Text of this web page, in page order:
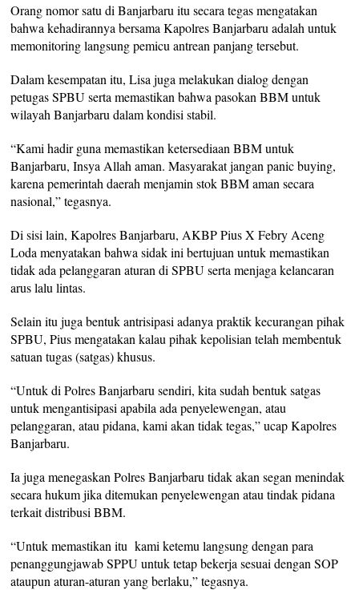
Orang nomor satu di Banjarbaru itu secara tegas mengatakan
bahwa kehadirannya bersama Kapolres Banjarbaru adalah untuk
memonitoring langsung pemicu antrean panjang tersebut.
Dalam kesempatan itu, Lisa juga melakukan dialog dengan
petugas SPBU serta memastikan bahwa pasokan BBM untuk
wilayah Banjarbaru dalam kondisi stabil.
“Kami hadir guna memastikan ketersediaan BBM untuk
Banjarbaru, Insya Allah aman. Masyarakat jangan panic buying,
karena pemerintah daerah menjamin stok BBM aman secara
nasional,” tegasnya.
Di sisi lain, Kapolres Banjarbaru, AKBP Pius X Febry Aceng
Loda menyatakan bahwa sidak ini bertujuan untuk memastikan
tidak ada pelanggaran aturan di SPBU serta menjaga kelancaran
arus lalu lintas.
Selain itu juga bentuk antrisipasi adanya praktik kecurangan pihak
SPBU, Pius mengatakan kalau pihak kepolisian telah membentuk
satuan tugas (satgas) khusus.
“Untuk di Polres Banjarbaru sendiri, kita sudah bentuk satgas
untuk mengantisipasi apabila ada penyelewengan, atau
pelanggaran, atau pidana, kami akan tidak tegas,” ucap Kapolres
Banjarbaru.
Ia juga menegaskan Polres Banjarbaru tidak akan segan menindak
secara hukum jika ditemukan penyelewengan atau tindak pidana
terkait distribusi BBM.
“Untuk memastikan itu kami ketemu langsung dengan para
penanggungjawab SPPU untuk tetap bekerja sesuai dengan SOP
ataupun aturan-aturan yang berlaku,” tegasnya.